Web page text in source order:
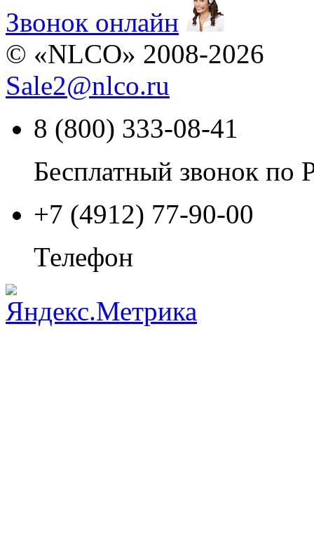
Звонок онлайн
© «NLCO» 2008-2026
Sale2@nlco.ru
8 (800) 333-08-41
Бесплатный звонок по
+7 (4912) 77-90-00
Телефон